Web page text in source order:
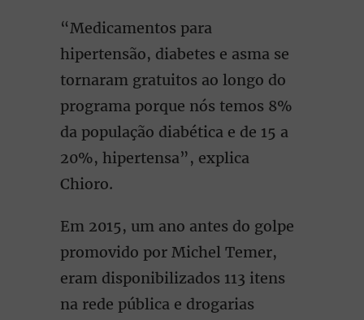
“Medicamentos para
hipertensão, diabetes e asma se
tornaram gratuitos ao longo do
programa porque nós temos 8%
da população diabética e de 15 a
20%, hipertensa”, explica
Chioro.
Em 2015, um ano antes do golpe
promovido por Michel Temer,
eram disponibilizados 113 itens
na rede pública e drogarias